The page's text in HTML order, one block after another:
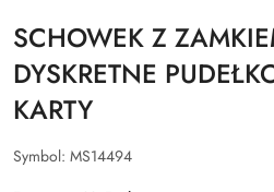
SCHOWEK Z
DYSKRETNE
KARTY
Symbol: MS14494